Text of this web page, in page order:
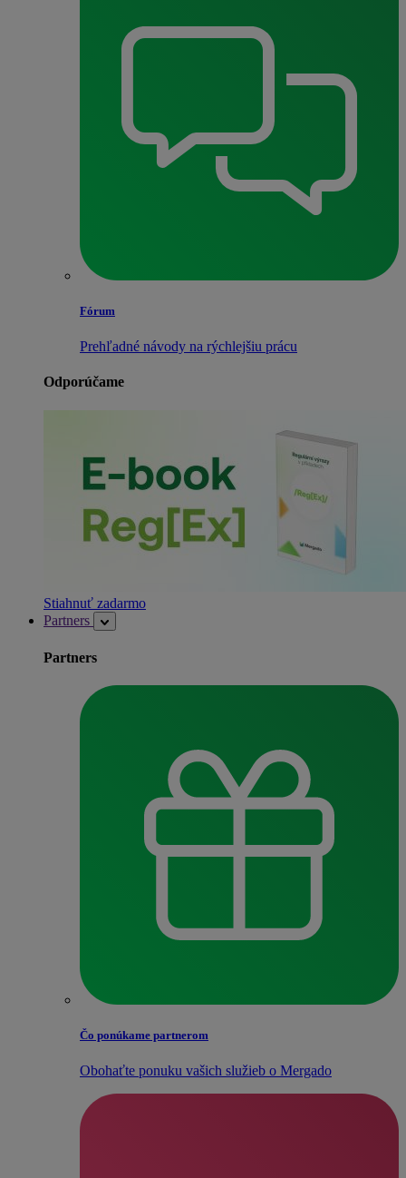
Fórum
Prehľadné návody na rýchlejšiu prácu
Odporúčame
Stiahnuť zadarmo
Partners
Partners
Čo ponúkame partnerom
Obohaťte ponuku vašich služieb o Mergado